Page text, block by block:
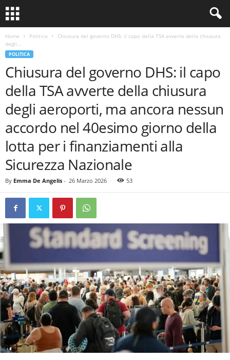
Home Politica
Chiusura del governo DHS: il capo della TSA avverte della chiusura
degli...
POLITICA
Chiusura del governo DHS: il capo
della TSA avverte della chiusura
degli aeroporti, ma ancora nessun
accordo nel 40esimo giorno della
lotta per i finanziamenti alla
Sicurezza Nazionale
By Emma De Angelis - 26 Marzo 2026 53